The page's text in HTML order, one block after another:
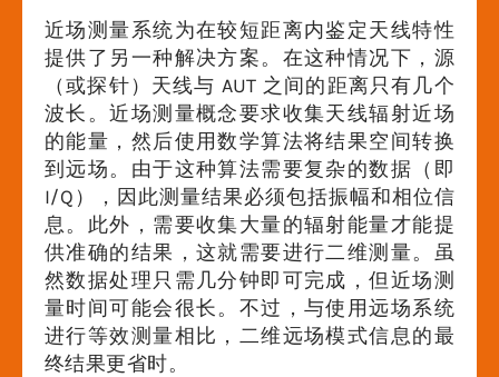
近场测量系统为在较短距离内鉴定天线特性
提供了另一种解决方案。在这种情况下，源
（或探针）天线与 AUT 之间的距离只有几个
波长。近场测量概念要求收集天线辐射近场
的能量，然后使用数学算法将结果空间转换
到远场。由于这种算法需要复杂的数据（即
I/Q），因此测量结果必须包括振幅和相位信
息。此外，需要收集大量的辐射能量才能提
供准确的结果，这就需要进行二维测量。虽
然数据处理只需几分钟即可完成，但近场测
量时间可能会很长。不过，与使用远场系统
进行等效测量相比，二维远场模式信息的最
终结果更省时。